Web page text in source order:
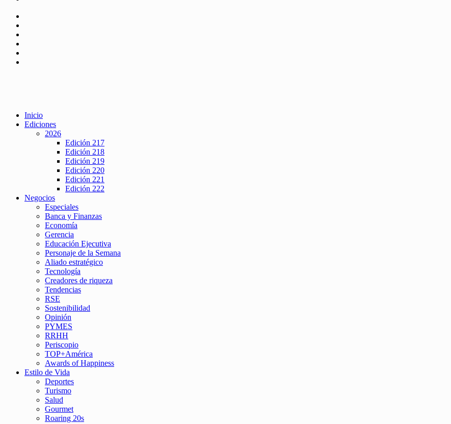
Inicio
Ediciones
2026
Edición 217
Edición 218
Edición 219
Edición 220
Edición 221
Edición 222
Negocios
Especiales
Banca y Finanzas
Economía
Gerencia
Educación Ejecutiva
Personaje de la Semana
Aliado estratégico
Tecnología
Creadores de riqueza
Tendencias
RSE
Sostenibilidad
Opinión
PYMES
RRHH
Periscopio
TOP+América
Awards of Happiness
Estilo de Vida
Deportes
Turismo
Salud
Gourmet
Roaring 20s